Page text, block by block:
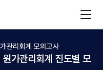
모
일
관리회계 모의고사
가관리회계 진도별 모